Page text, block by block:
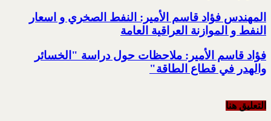
المهندس فؤاد قاسم الأمير: النفط الصخري و اسعار
النفط و الموازنة العراقية العامة
فؤاد قاسم الأمير: ملاحظات حول دراسة "الخسائر
والهدر في قطاع الطاقة"
التعليق هنا